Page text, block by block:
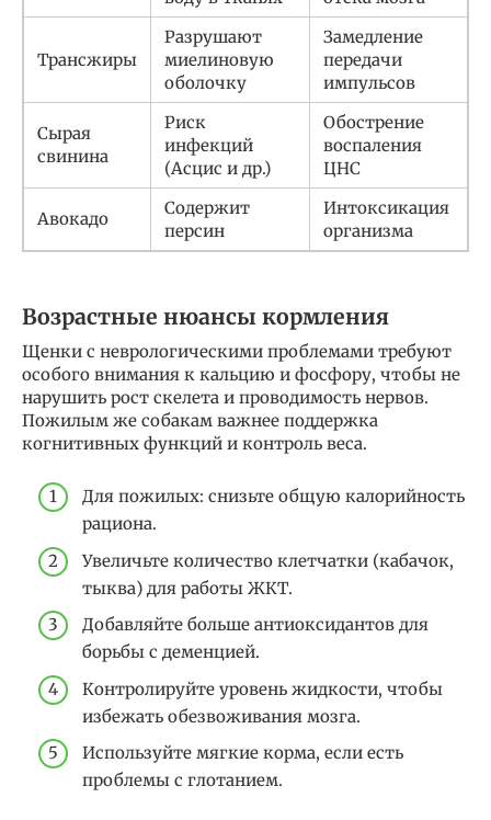
Трансжиры
Разрушают
миелиновую
оболочку
Замедление
передачи
импульсов
Сырая
свинина
Риск
инфекций
(Асцис и др.)
Обострение
воспаления
ЦНС
Авокадо
Содержит
персин
Интоксикация
организма
Возрастные нюансы кормления
Щенки с неврологическими проблемами требуют
особого внимания к кальцию и фосфору, чтобы не
нарушить рост скелета и проводимость нервов.
Пожилым же собакам важнее поддержка
когнитивных функций и контроль веса.
Для пожилых: снизьте общую калорийность
рациона.
Увеличьте количество клетчатки (кабачок,
тыква) для работы ЖКТ.
Добавляйте больше антиоксидантов для
борьбы с деменцией.
Контролируйте уровень жидкости, чтобы
избежать обезвоживания мозга.
Используйте мягкие корма, если есть
проблемы с глотанием.